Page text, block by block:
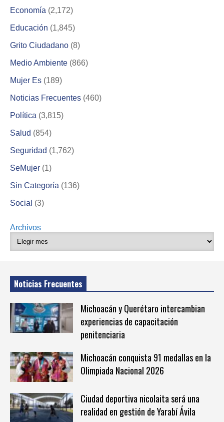
Economía (2,172)
Educación (1,845)
Grito Ciudadano (8)
Medio Ambiente (866)
Mujer Es (189)
Noticias Frecuentes (460)
Política (3,815)
Salud (854)
Seguridad (1,762)
SeMujer (1)
Sin Categoría (136)
Social (3)
Archivos
Noticias Frecuentes
Michoacán y Querétaro intercambian
experiencias de capacitación
penitenciaria
Michoacán conquista 91 medallas en la
Olimpiada Nacional 2026
Ciudad deportiva nicolaita será una
realidad en gestión de Yarabí Ávila